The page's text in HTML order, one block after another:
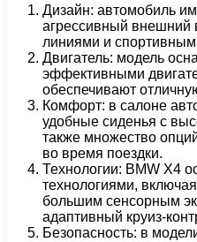
Дизайн: автомобиль
агрессивный
линиями и
Двигатель: модель
эффективными
обеспечивают
Комфорт: в салоне
удобные сиденья с
также множество
во время поездки.
Технологии: BMW X4
технологиями,
большим сенсорным
адаптивный круиз-
Безопасность: в